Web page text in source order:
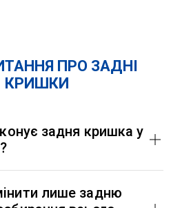
ПРО ЗАДНІ
КРИШКИ
задня кришка у
забезпечують
ущільнення і
лише задню